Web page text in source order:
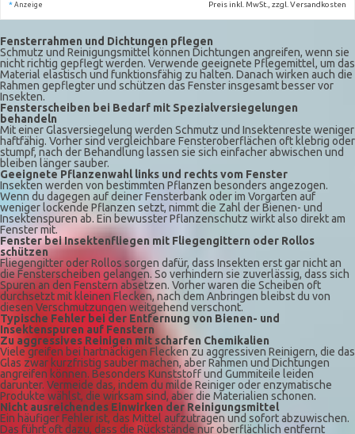
* Anzeige Preis inkl. MwSt., zzgl. Versandkosten
Fensterrahmen und Dichtungen pflegen
Schmutz und Reinigungsmittel können Dichtungen angreifen, wenn sie
nicht richtig gepflegt werden. Verwende geeignete Pflegemittel, um das
Material elastisch und funktionsfähig zu halten. Danach wirken auch die
Rahmen gepflegter und schützen das Fenster insgesamt besser vor
Insekten.
Fensterscheiben bei Bedarf mit Spezialversiegelungen
behandeln
Mit einer Glasversiegelung werden Schmutz und Insektenreste weniger
haftfähig. Vorher sind vergleichbare Fensteroberflächen oft klebrig oder
stumpf, nach der Behandlung lassen sie sich einfacher abwischen und
bleiben länger sauber.
Geeignete Pflanzenwahl links und rechts vom Fenster
Insekten werden von bestimmten Pflanzen besonders angezogen.
Wenn du dagegen auf deiner Fensterbank oder im Vorgarten auf
weniger lockende Pflanzen setzt, nimmt die Zahl der Bienen- und
Insektenspuren ab. Ein bewusster Pflanzenschutz wirkt also direkt am
Fenster mit.
Fenster bei Insektenfliegen mit Fliegengittern oder Rollos
schützen
Fliegengitter oder Rollos sorgen dafür, dass Insekten erst gar nicht an
die Fensterscheiben gelangen. So verhindern sie zuverlässig, dass sich
Spuren an den Fenstern absetzen. Vorher waren die Scheiben oft
durchsetzt mit kleinen Flecken, nach dem Anbringen bleibst du von
diesen Verschmutzungen weitgehend verschont.
Typische Fehler bei der Entfernung von Bienen- und
Insektenspuren auf Fenstern
Zu aggressives Reinigen mit scharfen Chemikalien
Viele greifen bei hartnäckigen Flecken zu aggressiven Reinigern, die das
Glas zwar kurzfristig sauber machen, aber Rahmen und Dichtungen
angreifen können. Besonders Kunststoff und Gummiteile leiden
darunter. Vermeide das, indem du milde Reiniger oder enzymatische
Produkte wählst, die wirksam sind, aber die Materialien schonen.
Nicht ausreichendes Einwirken der Reinigungsmittel
Ein häufiger Fehler ist, das Mittel aufzutragen und sofort abzuwischen.
Das führt oft dazu, dass die Rückstände nur oberflächlich entfernt